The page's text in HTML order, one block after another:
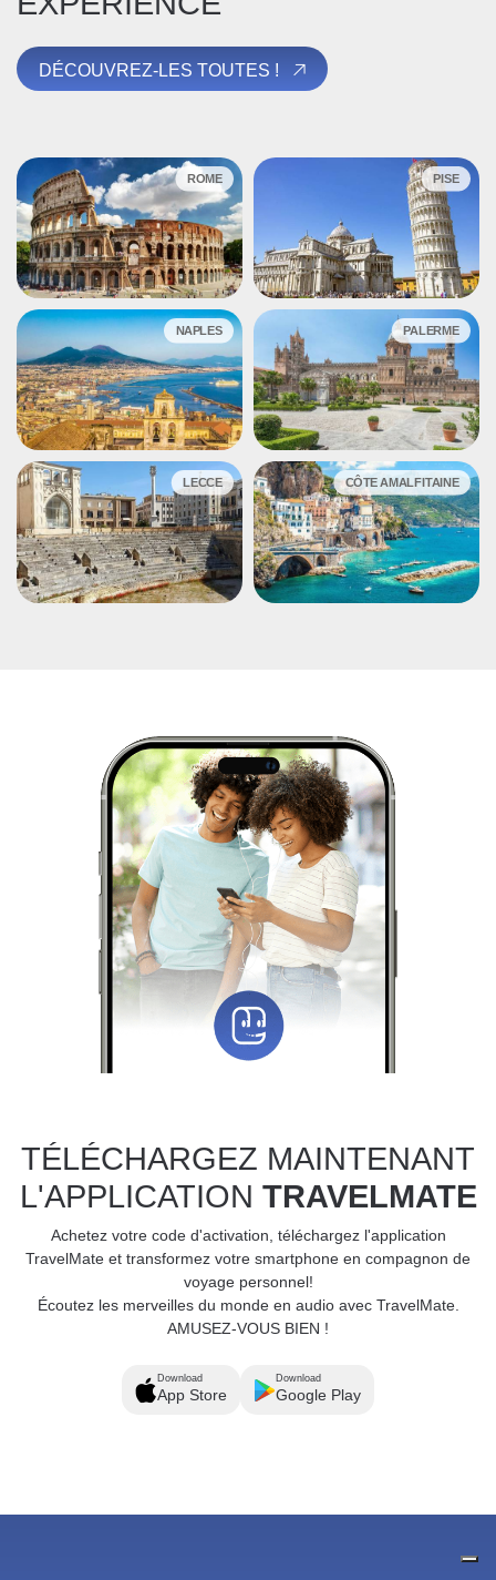
DÉCOUVREZ-LES TOUTES !
ROME PISE
NAPLES PALERME
LECCE CÔTE AMALFITAINE
TÉLÉCHARGEZ MAINTENANT
L'APPLICATION TRAVELMATE
Achetez votre code d'activation, téléchargez l'application
TravelMate et transformez votre smartphone en compagnon de
voyage personnel!
Écoutez les merveilles du monde en audio avec TravelMate.
AMUSEZ-VOUS BIEN !
App Store Google Play